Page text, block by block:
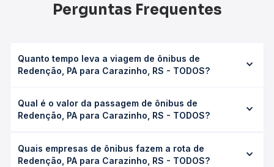
Perguntas Frequentes
Quanto tempo leva a viagem de ônibus de
Redenção, PA para Carazinho, RS - TODOS?
- TODOS leva em média 0 horas, podendo variar
conforme a viação, o tipo de serviço (convencional,
duração exata de cada opção na data desejada.
Qual é o valor da passagem de ônibus de
Redenção, PA para Carazinho, RS - TODOS?
Carazinho, RS - TODOS custa em média não identificado e
varia conforme a data da viagem, a empresa, o tipo de
Quais empresas de ônibus fazem a rota de
Redenção, PA para Carazinho, RS - TODOS?